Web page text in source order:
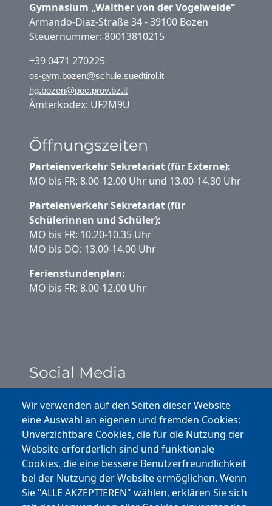
Wir verwenden auf den Seiten dieser Website
eine Auswahl an eigenen und fremden Cookies:
Unverzichtbare Cookies, die für die Nutzung der
Website erforderlich sind und funktionale
Cookies, die eine bessere Benutzerfreundlichkeit
bei der Nutzung der Website ermöglichen. Wenn
Sie "ALLE AKZEPTIEREN" wählen, erklären Sie sich
Gymnasium „Walther von der Vogelweide“
Armando-Diaz-Straße 34 - 39100 Bozen
Steuernummer: 80013810215
+39 0471 270225
os-gym.bozen@schule.suedtirol.it
hg.bozen@pec.prov.bz.it
Ämterkodex: UF2M9U
Öffnungszeiten
Parteienverkehr Sekretariat (für Externe):
MO bis FR: 8.00-12.00 Uhr und 13.00-14.30 Uhr
Parteienverkehr Sekretariat (für
Schülerinnen und Schüler):
MO bis FR: 10.20-10.35 Uhr
MO bis DO: 13.00-14.00 Uhr
Ferienstundenplan:
MO bis FR: 8.00-12.00 Uhr
Social Media
Instagram
Facebook
Youtube
Andere Bereiche